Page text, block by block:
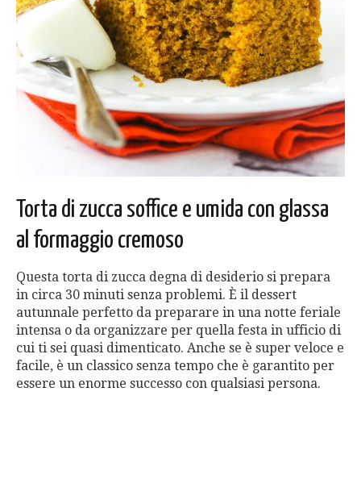
Torta di zucca soffice e umida con glassa
al formaggio cremoso
Questa torta di zucca degna di desiderio si prepara
in circa 30 minuti senza problemi. È il dessert
autunnale perfetto da preparare in una notte feriale
intensa o da organizzare per quella festa in ufficio di
cui ti sei quasi dimenticato. Anche se è super veloce e
facile, è un classico senza tempo che è garantito per
essere un enorme successo con qualsiasi persona.